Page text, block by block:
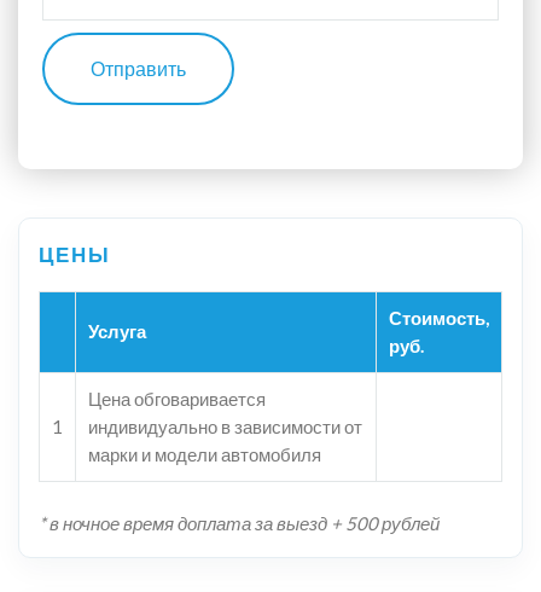
Отправить
Услуга
Стоимость,
руб.
1
Цена обговаривается
индивидуально в зависимости от
марки и модели автомобиля
* в ночное время доплата за выезд + 500 рублей